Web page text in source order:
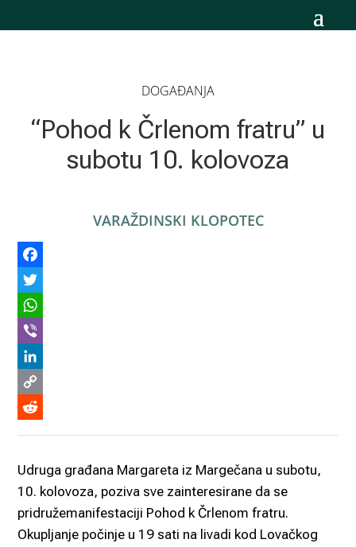
DOGAĐANJA
“Pohod k Črlenom fratru” u
subotu 10. kolovoza
VARAŽDINSKI KLOPOTEC
Link
Reddit
Udruga građana Margareta iz Margečana u subotu,
10. kolovoza, poziva sve zainteresirane da se
pridružemanifestaciji Pohod k Črlenom fratru.
Okupljanje počinje u 19 sati na livadi kod Lovačkog